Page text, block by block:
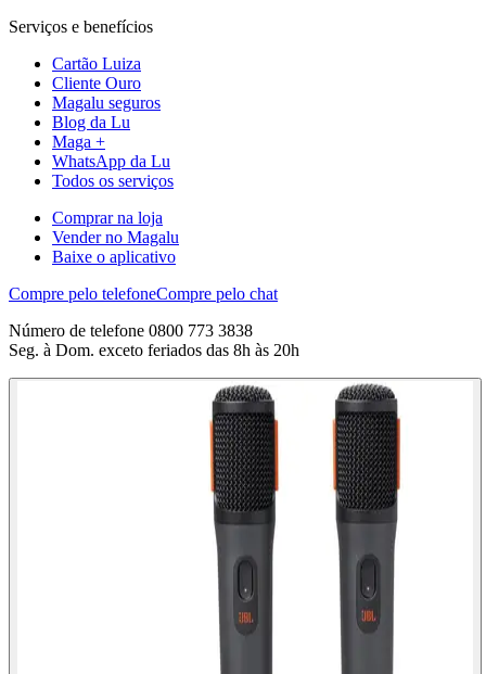
Serviços e benefícios
Cartão Luiza
Cliente Ouro
Magalu seguros
Blog da Lu
Maga +
WhatsApp da Lu
Todos os serviços
Comprar na loja
Vender no Magalu
Baixe o aplicativo
Compre pelo telefoneCompre pelo chat
Número de telefone 0800 773 3838
Seg. à Dom. exceto feriados das 8h às 20h